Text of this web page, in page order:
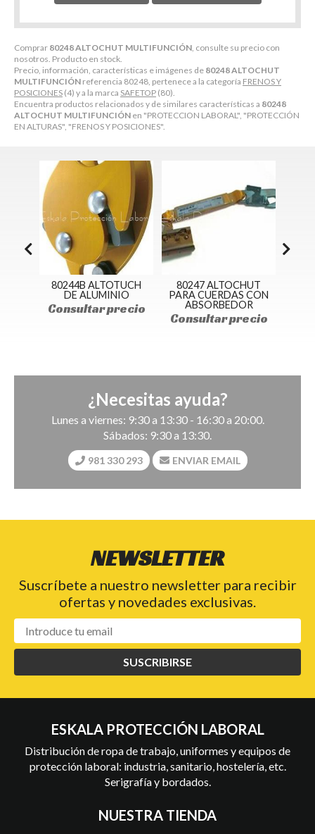
Comprar 80248 ALTOCHUT MULTIFUNCIÓN, consulte su precio con
nosotros. Producto en stock.
Precio, información, características e imágenes de 80248 ALTOCHUT
MULTIFUNCIÓN referencia 80248, pertenece a la categoría FRENOS Y
POSICIONES (4) y a la marca SAFETOP (80).
Encuentra productos relacionados y de similares características a 80248
ALTOCHUT MULTIFUNCIÓN en "PROTECCION LABORAL", "PROTECCIÓN
EN ALTURAS", "FRENOS Y POSICIONES".
80244B ALTOTUCH
DE ALUMINIO
Consultar precio
80247 ALTOCHUT
PARA CUERDAS CON
ABSORBEDOR
Consultar precio
¿Necesitas ayuda?
Lunes a viernes: 9:30 a 13:30 - 16:30 a 20:00.
Sábados: 9:30 a 13:30.
981 330 293 ENVIAR EMAIL
NEWSLETTER
Suscríbete a nuestro newsletter para recibir
ofertas y novedades exclusivas.
SUSCRIBIRSE
ESKALA PROTECCIÓN LABORAL
Distribución de ropa de trabajo, uniformes y equipos de
protección laboral: industria, sanitario, hostelería, etc.
Serigrafía y bordados.
NUESTRA TIENDA